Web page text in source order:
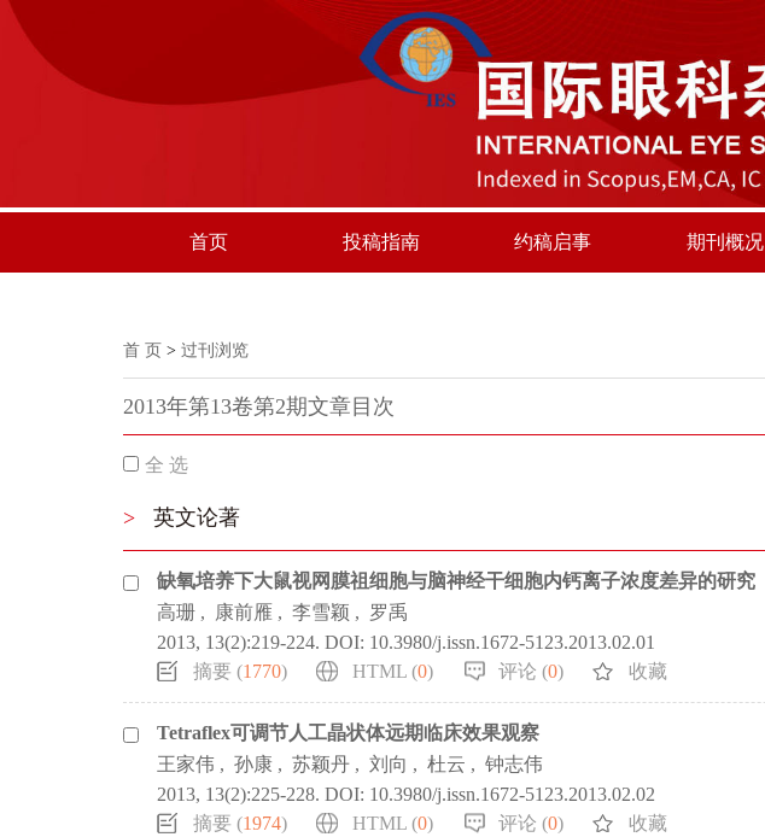
首页 投稿指南 约稿启事 期刊概况
首 页 > 过刊浏览
2013年第13卷第2期文章目次
全 选
> 英文论著
缺氧培养下大鼠视网膜祖细胞与脑神经干细胞内钙离子浓度差异的研究
高珊 , 康前雁 , 李雪颖 , 罗禹
2013, 13(2):219-224. DOI: 10.3980/j.issn.1672-5123.2013.02.01
摘要 (1770) HTML (0) 评论 (0) 收藏
Tetraflex可调节人工晶状体远期临床效果观察
王家伟 , 孙康 , 苏颖丹 , 刘向 , 杜云 , 钟志伟
2013, 13(2):225-228. DOI: 10.3980/j.issn.1672-5123.2013.02.02
摘要 (1974) HTML (0) 评论 (0) 收藏